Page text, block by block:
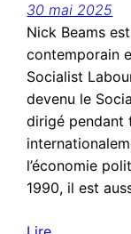
30 mai 2025
Nick Beams
contemporain
Socialist
devenu le
dirigé pendant
l’économie
1990, il est